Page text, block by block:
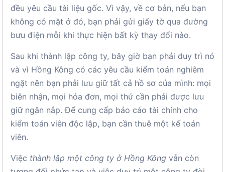
đều yêu cầu tài liệu gốc. Vì vậy, về cơ bản, nếu bạn
không có mặt ở đó, bạn phải gửi giấy tờ qua đường
bưu điện mỗi khi thực hiện bất kỳ thay đổi nào.
Sau khi thành lập công ty, bây giờ bạn phải duy trì nó
và vì Hồng Kông có các yêu cầu kiểm toán nghiêm
ngặt nên bạn phải lưu giữ tất cả hồ sơ của mình: mọi
biên nhận, mọi hóa đơn, mọi thứ cần phải được lưu
giữ ngăn nắp. Để cung cấp báo cáo tài chính cho
kiểm toán viên độc lập, bạn cần thuê một kế toán
viên.
Việc thành lập một công ty ở Hồng Kông vẫn còn